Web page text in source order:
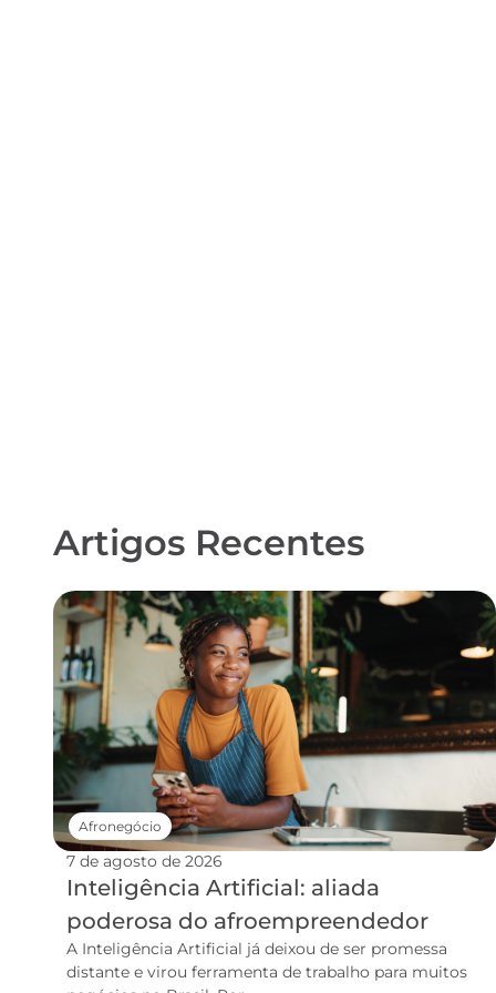
Artigos Recentes
7 de agosto de 2026
Inteligência Artificial: aliada
poderosa do afroempreendedor
A Inteligência Artificial já deixou de ser promessa
distante e virou ferramenta de trabalho para muitos
Afronegócio